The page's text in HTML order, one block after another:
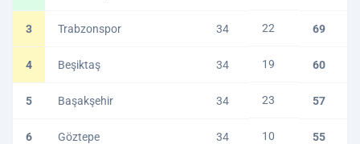
3 Trabzonspor 34 22 69
4 Beşiktaş 34 19 60
5 Başakşehir 34 23 57
6 Göztepe 34 10 55